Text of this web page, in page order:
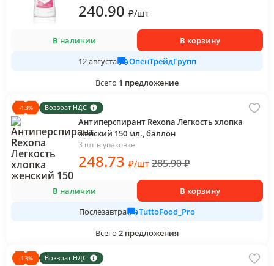
240.90 ₽/шт
В наличии
В корзину
12 августа
ОпенТрейдГрупп
Всего 1 предложение
-13% Возврат НДС
Антиперспирант Rexona Легкость хлопка
женский 150 мл., баллон
3 шт в упаковке
248.73 ₽/шт 285.90₽
В наличии
В корзину
Послезавтра
TuttoFood_Pro
Всего 2 предложения
-13% Возврат НДС